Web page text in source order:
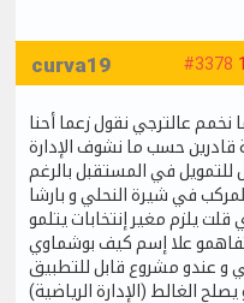
#3378
curva19
عالترجي نقول زعما أحنا
قادرين حسب ما نشوف الإدارة
للتمويل في المستقبل بالرغم
في شيرة النحلي و بارشا
يلزم مغير إنتخابات يتلمو
علا إسم كيف بوشماوي
و عندو مشروع قابل للتطبيق
الغالط (الإدارة الرياضية)